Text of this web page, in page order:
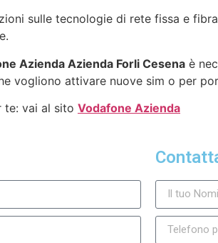
sulle tecnologie di rete fissa e
Azienda Azienda Forli Cesena è
vogliono attivare nuove sim o per
te: vai al sito Vodafone Azienda